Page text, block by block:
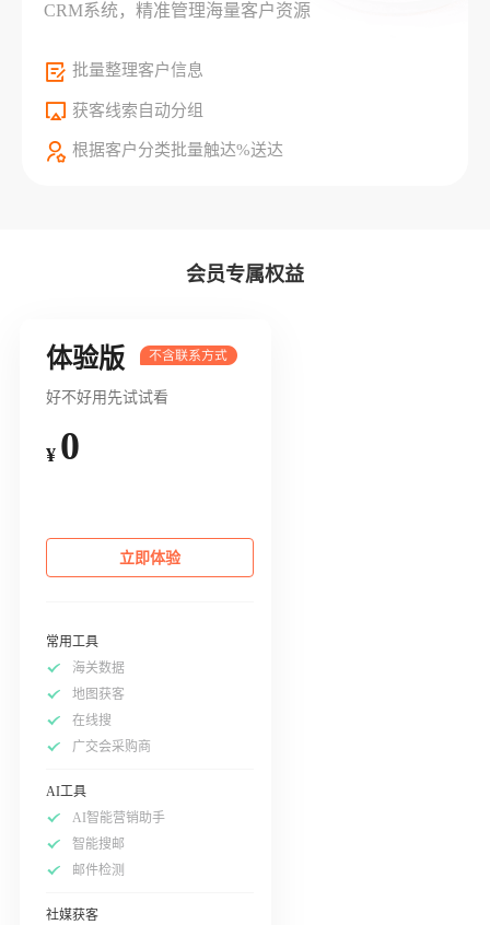
CRM系统，精准管理海量客户资源
批量整理客户信息
获客线索自动分组
根据客户分类批量触达%送达
会员专属权益
体验版
好不好用先试试看
¥ 0
立即体验
常用工具
海关数据
地图获客
在线搜
广交会采购商
AI工具
AI智能营销助手
智能搜邮
邮件检测
社媒获客